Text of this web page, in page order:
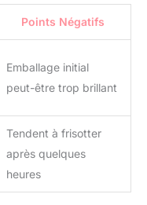
à Utiliser et
couture sont
faciles à
qui vous
le look que
Elles
pour être
à porter,
léger et
Points Négatifs
Emballage initial
peut-être trop brillant
Tendent à frisotter
après quelques
heures